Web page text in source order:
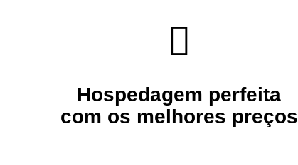
Hospedagem perfeita
com os melhores preços